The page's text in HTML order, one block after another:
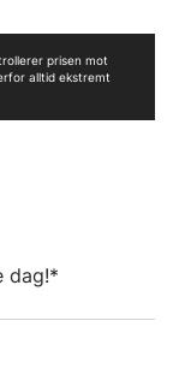
dag!*
prisen mot
alltid ekstremt